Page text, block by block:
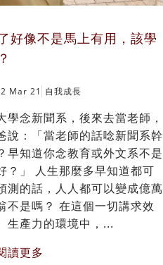
好像不是馬上有用，該學
Mar 21 自我成長
學念新聞系，後來去當老師，
說：「當老師的話唸新聞系幹
早知道你念教育或外文系不是
？」 人生那麼多早知道都可
測的話，人人都可以變成億萬
不是嗎？ 在這個一切講求效
生產力的環境中，...
讀更多